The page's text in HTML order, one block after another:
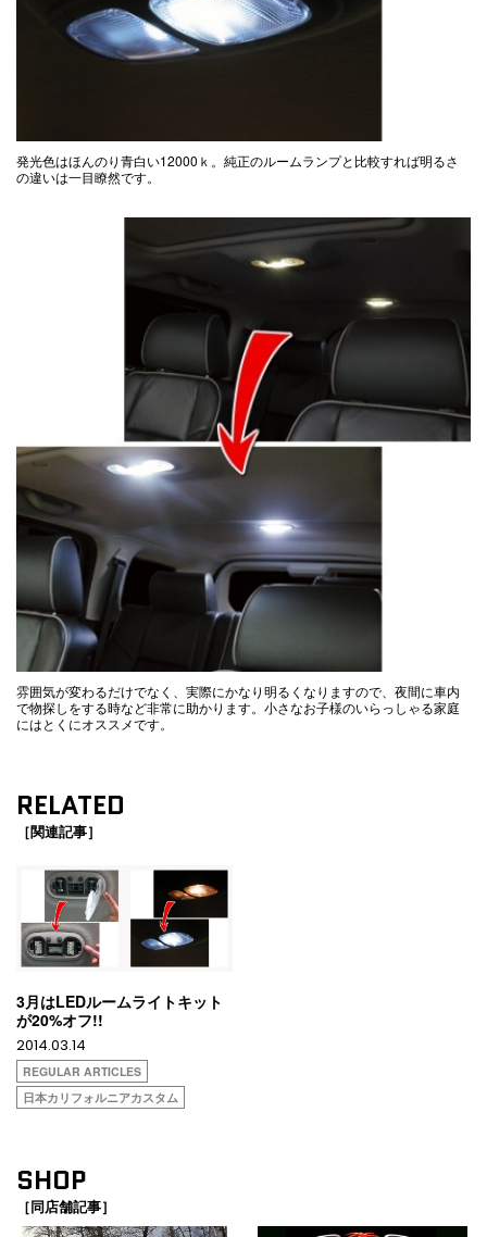
発光色はほんのり青白い12000ｋ。純正のルームランプと比較すれば明るさ
の違いは一目瞭然です。
雰囲気が変わるだけでなく、実際にかなり明るくなりますので、夜間に車内
で物探しをする時など非常に助かります。小さなお子様のいらっしゃる家庭
にはとくにオススメです。
RELATED
［関連記事］
3月はLEDルームライトキット
が20%オフ!!
2014.03.14
REGULAR ARTICLES
日本カリフォルニアカスタム
SHOP
［同店舗記事］